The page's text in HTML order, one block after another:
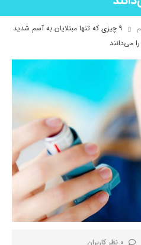
۹ چیزی که تنها مبتلایان به آسم شدید
می‌دانند
0 نظر کاربران